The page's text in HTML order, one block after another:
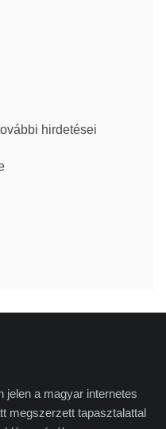
hirdetései
jelen a magyar internetes
megszerzett tapasztalattal